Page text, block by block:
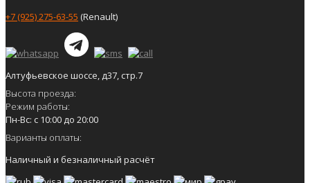
+7 (925) 275-63-55 (Renault)
Алтуфьевское шоссе, д37, стр.7
Высота проезда:
Режим работы:
Пн-Вс: с 10:00 до 20:00
Варианты оплаты:
Наличный и безналичный расчёт